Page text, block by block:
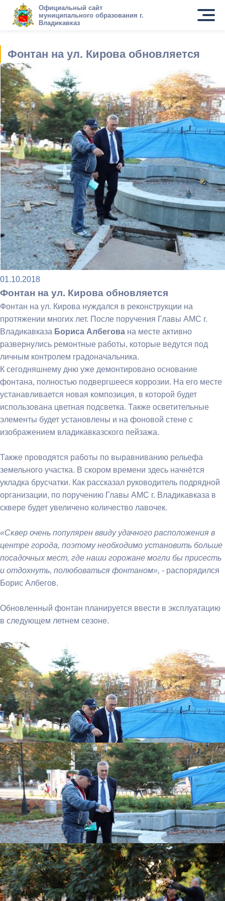
Официальный сайт
муниципального образования г.
Владикавказ
Фонтан на ул. Кирова обновляется
01.10.2018
Фонтан на ул. Кирова обновляется
Фонтан на ул. Кирова нуждался в реконструкции на
протяжении многих лет. После поручения Главы АМС г.
Владикавказа Бориса Албегова на месте активно
развернулись ремонтные работы, которые ведутся под
личным контролем градоначальника.
К сегодняшнему дню уже демонтировано основание
фонтана, полностью подвергшееся коррозии. На его месте
устанавливается новая композиция, в которой будет
использована цветная подсветка. Также осветительные
элементы будет установлены и на фоновой стене с
изображением владикавказского пейзажа.
Также проводятся работы по выравниванию рельефа
земельного участка. В скором времени здесь начнётся
укладка брусчатки. Как рассказал руководитель подрядной
организации, по поручению Главы АМС г. Владикавказа в
сквере будет увеличено количество лавочек.
«Сквер очень популярен ввиду удачного расположения в
центре города, поэтому необходимо установить больше
посадочных мест, где наши горожане могли бы присесть
и отдохнуть, полюбоваться фонтаном», - распорядился
Борис Албегов.
Обновленный фонтан планируется ввести в эксплуатацию
в следующем летнем сезоне.